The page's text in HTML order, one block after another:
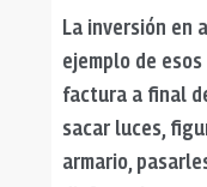
La inversión en
ejemplo de esos
factura a final
sacar luces,
armario,